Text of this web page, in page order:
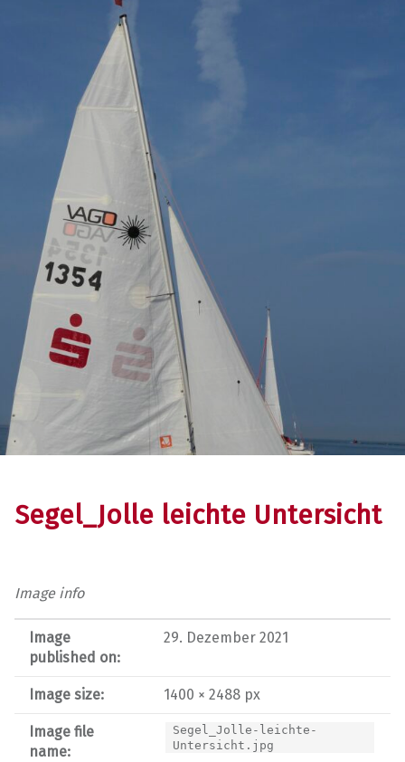
Segel_Jolle leichte Untersicht
Image info
Image
published on:
29. Dezember 2021
Image size: 1400 × 2488 px
Image file
name:
Segel_Jolle-leichte-
Untersicht.jpg